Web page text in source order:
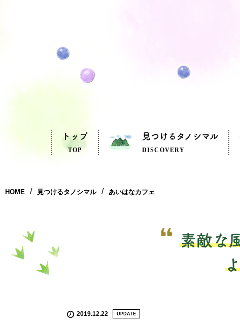
トップ
TOP
見つけるタノシマル
DISCOVERY
HOME 見つけるタノシマル あいはなカフェ
素敵な
2019.12.22 UPDATE